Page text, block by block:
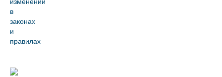
в
законах
и
правилах